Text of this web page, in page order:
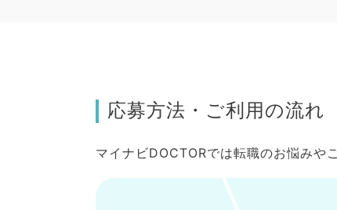
応募方法・ご利用の流れ
マイナビDOCTORでは転職のお悩みや